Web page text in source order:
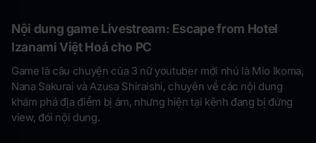
Nội dung game Livestream: Escape from Hotel
Izanami Việt Hoá cho PC
Game là câu chuyện của 3 nữ youtuber mới nhú là Mio Ikoma,
Nana Sakurai và Azusa Shiraishi, chuyên về các nội dung
khám phá địa điểm bị ám, nhưng hiện tại kênh đang bị đứng
view, đói nội dung.